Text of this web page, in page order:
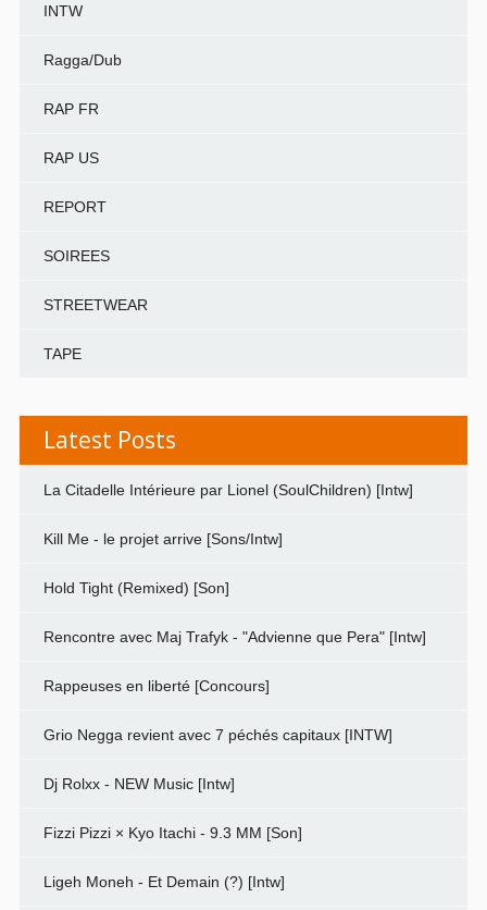
INTW
Ragga/Dub
RAP FR
RAP US
REPORT
SOIREES
STREETWEAR
TAPE
Latest Posts
La Citadelle Intérieure par Lionel (SoulChildren) [Intw]
Kill Me - le projet arrive [Sons/Intw]
Hold Tight (Remixed) [Son]
Rencontre avec Maj Trafyk - "Advienne que Pera" [Intw]
Rappeuses en liberté [Concours]
Grio Negga revient avec 7 péchés capitaux [INTW]
Dj Rolxx - NEW Music [Intw]
Fizzi Pizzi × Kyo Itachi - 9.3 MM [Son]
Ligeh Moneh - Et Demain (?) [Intw]